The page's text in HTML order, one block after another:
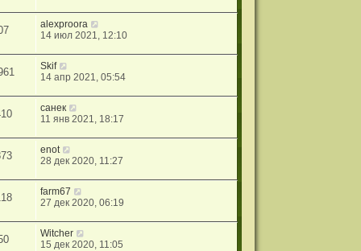
alexproora
14 июл 2021, 12:10
Skif
14 апр 2021, 05:54
санек
11 янв 2021, 18:17
enot
28 дек 2020, 11:27
farm67
27 дек 2020, 06:19
Witcher
15 дек 2020, 11:05